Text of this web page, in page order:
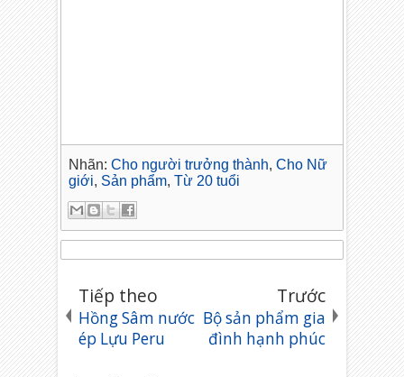
Nhãn:Cho người trưởng thành,Cho Nữ
giới, Sản phẩm,Từ 20 tuổi
Tiếp theo
Hồng Sâm nước
ép Lựu Peru
Trước
Bộ sản phẩm gia
đình hạnh phúc